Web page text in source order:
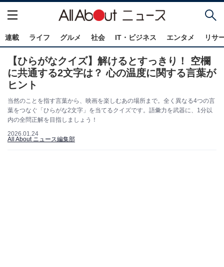
連載 ライフ グルメ 社会 IT・ビジネス エンタメ リサ
【ひらがなクイズ】解けるとすっきり！ 空欄
に共通する2文字は？ 心の温度に関する言葉が
ヒント
当然のことを指す言葉から、映画を楽しむあの場所まで。全く異なる4つの言
葉をつなぐ「ひらがな2文字」を当てるクイズです。語彙力を武器に、1分以
内の全問正解を目指しましょう！
2026.01.24
All About ニュース編集部